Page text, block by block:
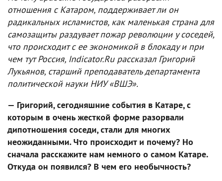
отношения с Катаром, поддерживает ли он
радикальных исламистов, как маленькая страна для
самозащиты раздувает пожар революции у соседей,
что происходит с ее экономикой в блокаду и при
чем тут Россия, Indicator.Ru рассказал Григорий
Лукьянов, старший преподаватель департамента
политической науки НИУ «ВШЭ».
— Григорий, сегодняшние события в Катаре, с
которым в очень жесткой форме разорвали
дипотношения соседи, стали для многих
неожиданными. Что происходит и почему? Но
сначала расскажите нам немного о самом Катаре.
Откуда он появился? В чем его необычность?